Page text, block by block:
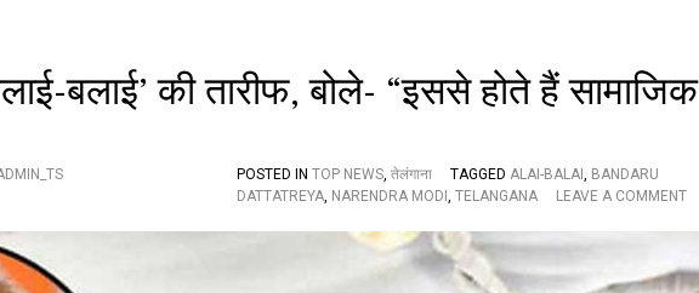
बलाई’ की तारीफ, बोले- “इससे होते हैं सामाजिक
POSTED IN TOP NEWS, तेलंगाना TAGGED ALAI-BALAI BANDARU
DATTATREYA, NARENDRA MODI TELANGANA LEAVE A COMMENTO
मो